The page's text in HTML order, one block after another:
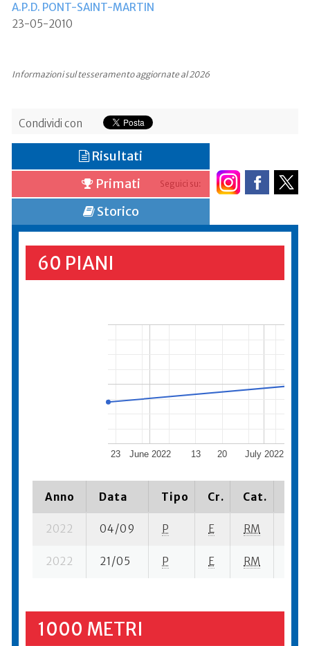
A.P.D. PONT-SAINT-MARTIN
23-05-2010
Informazioni sul tesseramento aggiornate al 2026
Condividi con
Seguici su:
Risultati
Primati
Storico
60 PIANI
June 2022 July 2022
23 13 20
Anno Data Tipo Cr. Cat.
2022 04/09 P E RM
2022 21/05 P E RM
1000 METRI